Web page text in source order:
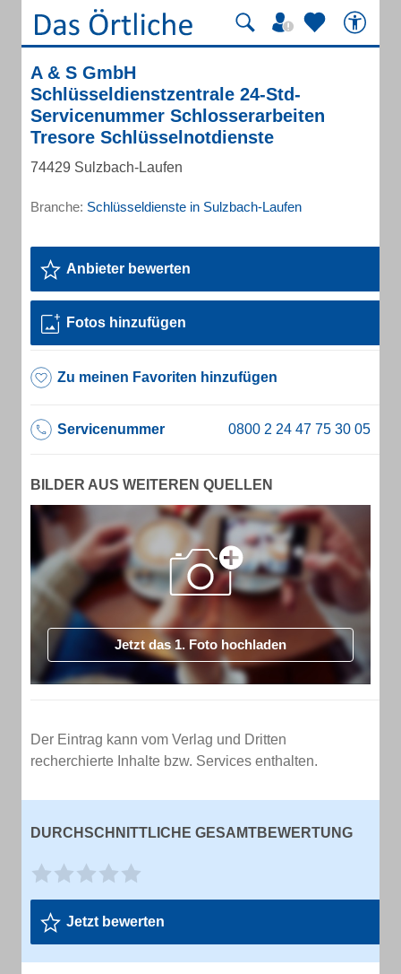
A & S GmbH
Schlüsseldienstzentrale 24-Std-
Servicenummer Schlosserarbeiten
Tresore Schlüsselnotdienste
74429 Sulzbach-Laufen
Branche: Schlüsseldienste in Sulzbach-Laufen
Anbieter bewerten
Fotos hinzufügen
Zu meinen Favoriten hinzufügen
Servicenummer
BILDER AUS WEITEREN QUELLEN
Jetzt das 1. Foto hochladen
Der Eintrag kann vom Verlag und Dritten
recherchierte Inhalte bzw. Services enthalten.
DURCHSCHNITTLICHE GESAMTBEWERTUNG
Jetzt bewerten